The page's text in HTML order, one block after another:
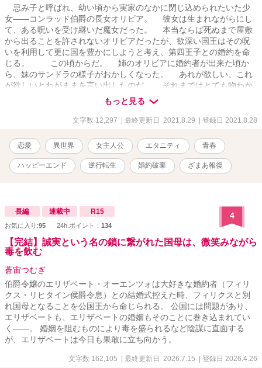
忌み子と呼ばれ、幼い頃から実家のなかに閉じ込められたいた少
女――コンラッド伯爵の長女オリビア。 彼女は生まれながらにし
て、ある呪いを受け継いだ魔女だった。 本当ならば死ぬまで屋敷
から出ることを許されないオリビアだったが、欲深い国王はその呪
いを利用して更に国を豊かにしようと考え、第四王子との婚約を命
じる。 この頃からだ。 姉のオリビアに婚約者が出来た頃か
ら、妹のサンドラの様子がおかしくなった。 あれが欲しい、これ
が欲しいとわがままを言い出したのだ。 それまではとても物わか
りのよい子だったのに。 半年後――。 オリビアと婚約者、王太
子ジョシュアの結婚式が間近に迫ったある日。 サンドラは呆れた
ことに、王太子が欲しいと言い出した。 オリビアの我慢はとうと
稿サイトでも掲載しています。
もっと見る
文字数 12,297 | 最終更新日 2021.8.29 | 登録日 2021.8.28
恋愛 異世界 女主人公 エタニティ 青春
ハッピーエンド 逆行転生 婚約破棄 ざまあ報復
長編 連載中 R15
お気に入り:95 24h.ポイント： 134
4
【完結】誠実という名の鎖に繋がれた国母は、微笑みながら
毒を飲む
蒼宙つむぎ
伯爵令嬢のエリザベート・オーエンツォは大好きな婚約者（フィリ
クス・リヒタイン侯爵令息）との結婚式控えた時、フィリクスと別
れ国母となることを公国王から命じられる。 公国には問題があり、
エリザベートも、エリザベートの婚姻もそのことに巻き込まれてい
く――。 婚姻を阻むものにより毒を盛られるなど陰謀に直面する
が、エリザベートは今日も果敢に立ち向かう。
文字数 162,105 | 最終更新日 2026.7.15 | 登録日 2026.4.26